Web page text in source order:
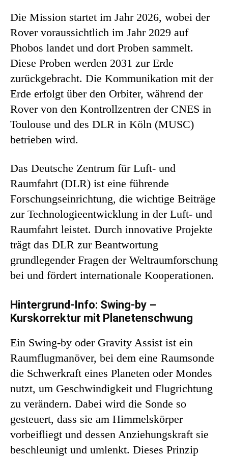
Die Mission startet im Jahr 2026, wobei der
Rover voraussichtlich im Jahr 2029 auf
Phobos landet und dort Proben sammelt.
Diese Proben werden 2031 zur Erde
zurückgebracht. Die Kommunikation mit der
Erde erfolgt über den Orbiter, während der
Rover von den Kontrollzentren der CNES in
Toulouse und des DLR in Köln (MUSC)
betrieben wird.
Das Deutsche Zentrum für Luft- und
Raumfahrt (DLR) ist eine führende
Forschungseinrichtung, die wichtige Beiträge
zur Technologieentwicklung in der Luft- und
Raumfahrt leistet. Durch innovative Projekte
trägt das DLR zur Beantwortung
grundlegender Fragen der Weltraumforschung
bei und fördert internationale Kooperationen.
Hintergrund-Info: Swing-by –
Kurskorrektur mit Planetenschwung
Ein Swing-by oder Gravity Assist ist ein
Raumflugmanöver, bei dem eine Raumsonde
die Schwerkraft eines Planeten oder Mondes
nutzt, um Geschwindigkeit und Flugrichtung
zu verändern. Dabei wird die Sonde so
gesteuert, dass sie am Himmelskörper
vorbeifliegt und dessen Anziehungskraft sie
beschleunigt und umlenkt. Dieses Prinzip